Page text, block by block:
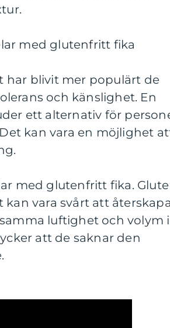
med glutenfritt fika
har blivit mer populärt de
och känslighet. En
ett alternativ för
kan vara en möjlighet
med glutenfritt fika.
vara svårt att
luftighet och volym i
att de saknar den